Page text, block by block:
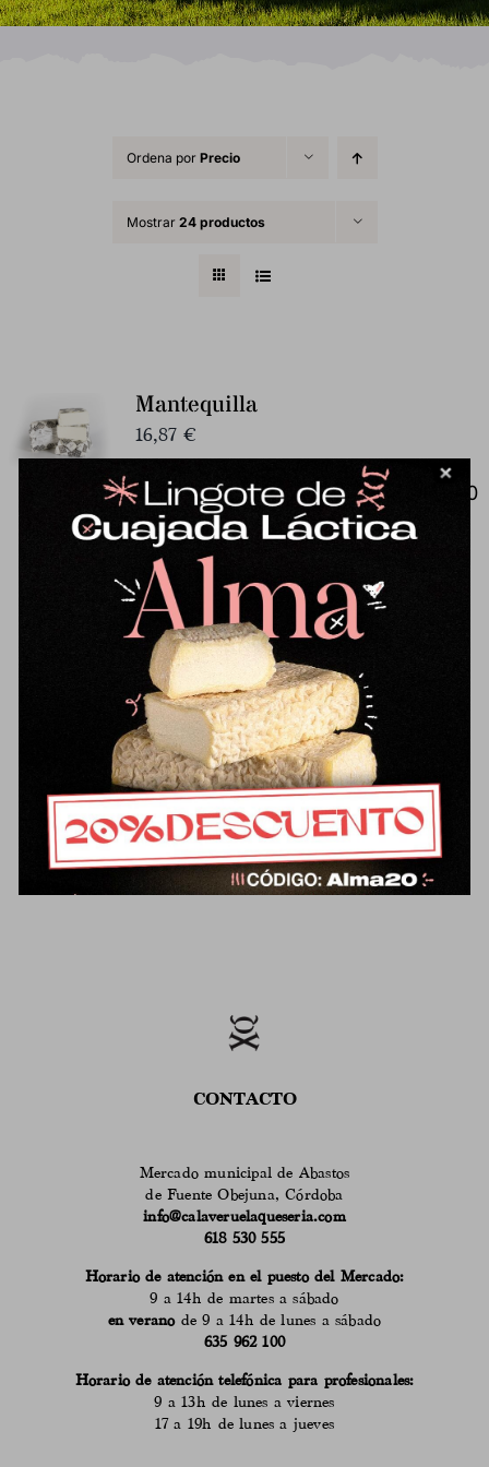
Ordena por Precio
Mostrar 24 productos
Mantequilla
16,87€
Mantequilla tradicional de oveja (500
g), de sabor muy diferente a lo que
estamos acostumbrados.
Ligeramente salada con flor de sal
de Parque Natural bahía de Cádiz.
Un placer para untar en el pan o
para usar en recetas de cocina o
repostería. Elaborada/o con leche
pasteurizada.Ficha técnica del
producto
CONTACTO
Mercado municipal de Abastos
de Fuente Obejuna, Córdoba
info@calaveruelaqueseria.com
618 530 555
Horario de atención en el puesto del Mercado:
9 a 14h de martes a sábado
en veranode 9 a 14h de lunes a sábado
635 962 100
Horario de atención telefónica para profesionales:
9 a 13h de lunes a viernes
17 a 19h de lunes a jueves